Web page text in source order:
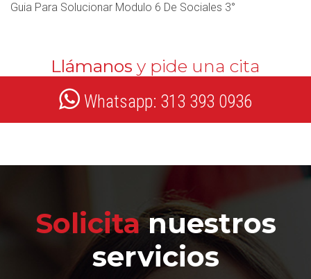
Guia Para Solucionar Modulo 6 De Sociales 3°
Llámanos y pide una cita
Whatsapp: 313 393 0936
Solicitanuestros
servicios